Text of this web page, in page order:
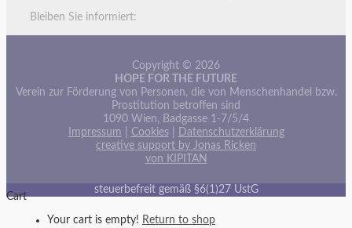
Bleiben Sie informiert:
Copyright © 2026
HOPE FOR THE FUTURE
Verein zur Förderung von Personen, die von Menschenhandel bzw.
Prostitution betroffen sind
1090 Wien, Badgasse 1-7/5/4
Impressum
Cookies|
Datenschutzerklärung
creative support by Jonas Ricken
von KIPITAN
steuerbefreit gemäß §6(1)27 UstG
Cart
Your cart is empty! Return to shop